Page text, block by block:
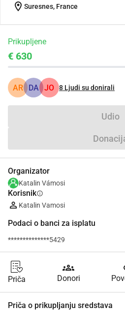
location_on Suresnes, France
Prikupljene
€ 630
AR DA JO 8 Ljudi su donirali
Udio
Organizator
Katalin Vámosi
Korisnikinfo
Katalin Vamosi
Podaci o banci za isplatu
**************5429
Priča
groups
Donori
Priča o prikupljanju sredstava